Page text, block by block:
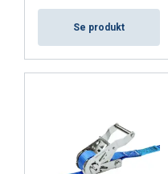
Se produkt